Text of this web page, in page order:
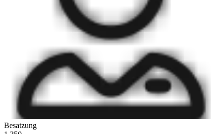
Besatzung